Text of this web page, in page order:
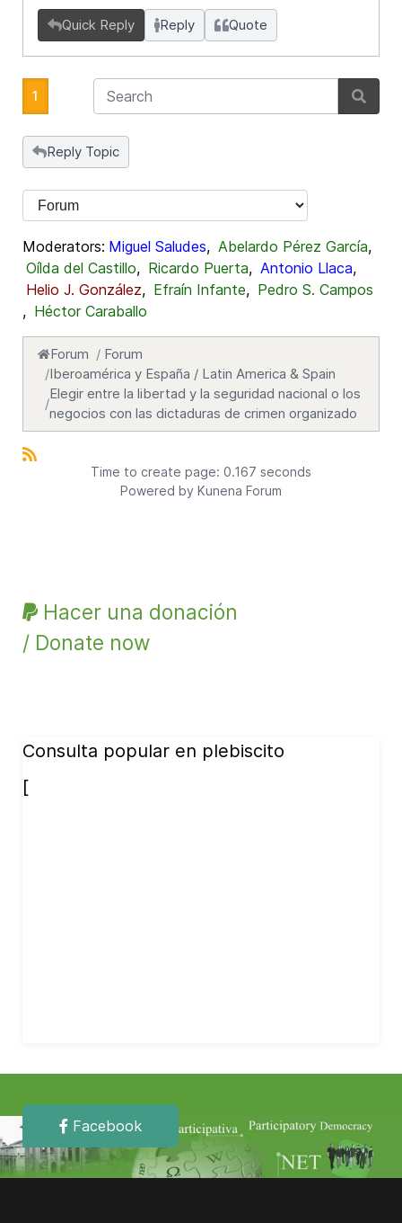
Quick Reply Reply Quote
1
Reply Topic
Moderators: Miguel Saludes, Abelardo Pérez García,
Oílda del Castillo, Ricardo Puerta, Antonio Llaca,
Helio J. González, Efraín Infante, Pedro S. Campos
, Héctor Caraballo
Forum
Forum
Iberoamérica y España / Latin America & Spain
Elegir entre la libertad y la seguridad nacional o los
negocios con las dictaduras de crimen organizado
Time to create page: 0.167 seconds
Powered by Kunena Forum
Hacer una donación
/ Donate now
Consulta popular en plebiscito
[
Facebook